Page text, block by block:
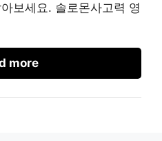
보세요. 솔로몬사고력 영
more